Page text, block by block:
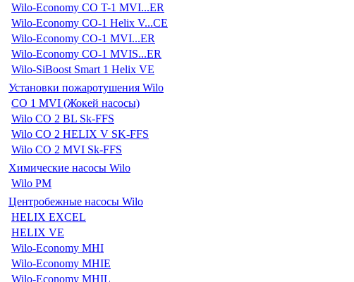
Wilo-Economy CO T-1 MVI...ER
Wilo-Economy CO-1 Helix V...CE
Wilo-Economy CO-1 MVI...ER
Wilo-Economy CO-1 MVIS...ER
Wilo-SiBoost Smart 1 Helix VE
Установки пожаротушения Wilo
CO 1 MVI (Жокей насосы)
Wilo CO 2 BL Sk-FFS
Wilo CO 2 HELIX V SK-FFS
Wilo CO 2 MVI Sk-FFS
Химические насосы Wilo
Wilo PM
Центробежные насосы Wilo
HELIX EXCEL
HELIX VE
Wilo-Economy MHI
Wilo-Economy MHIE
Wilo-Economy MHIL